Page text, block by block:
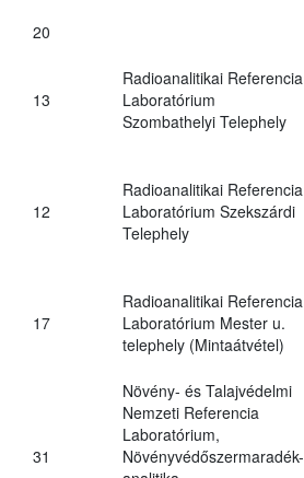
20
13
Radioanalitikai Referencia
Laboratórium
Szombathelyi Telephely
12
Radioanalitikai Referencia
Laboratórium Szekszárdi
Telephely
17
Radioanalitikai Referencia
Laboratórium Mester u.
telephely (Mintaátvétel)
31
Növény- és Talajvédelmi
Nemzeti Referencia
Laboratórium,
Növényvédőszermaradék-